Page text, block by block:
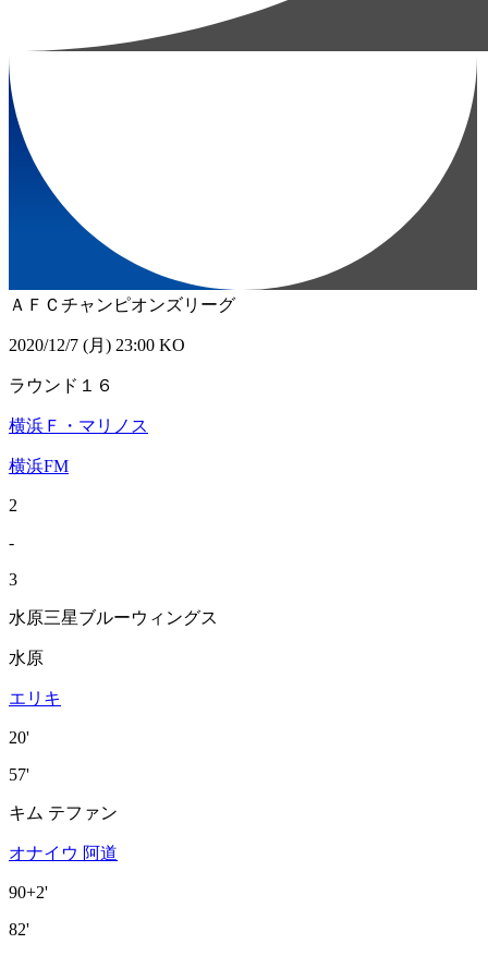
ＡＦＣチャンピオンズリーグ
2020/12/7 (月) 23:00 KO
ラウンド１６
横浜Ｆ・マリノス
横浜FM
2
-
3
水原三星ブルーウィングス
水原
エリキ
20'
57'
キム テファン
オナイウ 阿道
90+2'
82'